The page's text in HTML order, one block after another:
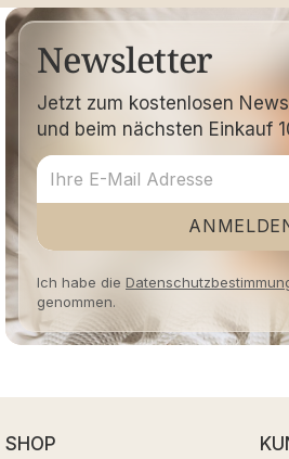
Newsletter
Jetzt zum kostenlosen
und beim nächsten Einkauf
Ich habe die
genommen.
SHOP